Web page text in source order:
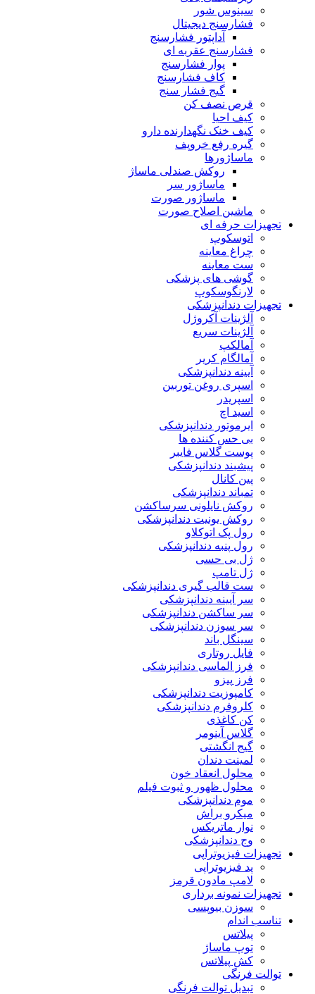
سینوس شور
فشارسنج دیجیتال
آداپتور فشارسنج
فشارسنج عقربه ای
پوار فشارسنج
کاف فشارسنج
گیج فشار سنج
قرص نصف کن
کیف احیا
کیف خنک نگهدارنده دارو
گیره رفع خروپف
ماساژورها
روکش صندلی ماساژ
ماساژور سر
ماساژور صورت
ماشین اصلاح صورت
تجهیزات حرفه ای
اتوسکوپ
چراغ معاینه
ست معاینه
گوشی های پزشکی
لارنگوسکوپ
تجهیزات دندانپزشکی
آلژینات آکروژل
آلژینات سریع
آمالکپ
آمالگام کریر
آیینه دندانپزشکی
اسپری روغن توربین
اسپریدر
اسید اچ
ایرموتور دندانپزشکی
بی حس کننده ها
پوست گلاس فایبر
پیشبند دندانپزشکی
پین کانال
تمباند دندانپزشکی
روکش نایلونی سرساکشن
روکش یونیت دندانپزشکی
رول پک اتوکلاو
رول پنبه دندانپزشکی
ژل بی حسی
ژل تامپ
ست قالب گیری دندانپزشکی
سر آیینه دندانپزشکی
سر ساکشن دندانپزشکی
سر سوزن دندانپزشکی
سینگل باند
فایل روتاری
فرز الماسی دندانپزشکی
فرز پیزو
کامپوزیت دندانپزشکی
کلروفرم دندانپزشکی
کن کاغذی
گلاس آینومر
گیج انگشتی
لمینت دندان
محلول انعقاد خون
محلول ظهور و ثبوت فیلم
موم دندانپزشکی
میکرو براش
نوار ماتریکس
وج دندانپزشکی
تجهیزات فیزیوتراپی
پد فیزیوتراپی
لامپ مادون قرمز
تجهیزات نمونه برداری
سوزن بیوپسی
تناسب اندام
پیلاتس
توپ ماساژ
کش پیلاتس
توالت فرنگی
تبدیل توالت فرنگی